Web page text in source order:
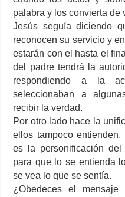
palabra y los convierta de
Jesús seguía diciendo
reconocen su servicio y
estarán con el hasta el
del padre tendrá la
respondiendo a la
seleccionaban a
recibir la verdad.
Por otro lado hace la
ellos tampoco
es la personificación
para que lo se entienda
se vea lo que se sentía.
¿Obedeces el